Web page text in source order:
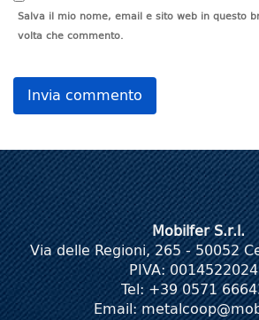
Salva il mio nome, email e sito web in questo
volta che commento.
Mobilfer S.r.l.
Via delle Regioni, 265 - 50052
PIVA:
Tel: +39 0571
Email: